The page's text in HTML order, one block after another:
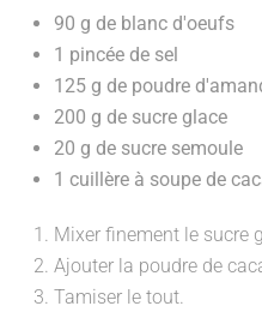
90 g de blanc d'oeufs
1 pincée de sel
125 g de poudre
200 g de sucre glace
20 g de sucre semoule
1 cuillère à soupe de
Mixer finement le sucre
Ajouter la poudre de
Tamiser le tout.